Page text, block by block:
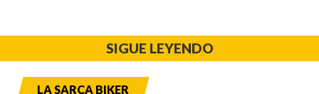
SIGUE LEYENDO
LA SARCA BIKER